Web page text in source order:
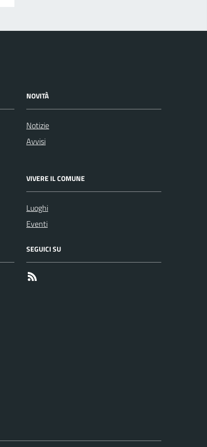
NOVITÀ
Notizie
Avvisi
VIVERE IL COMUNE
Luoghi
Eventi
SEGUICI SU